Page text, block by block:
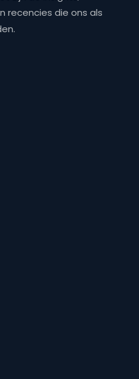
recencies die ons als